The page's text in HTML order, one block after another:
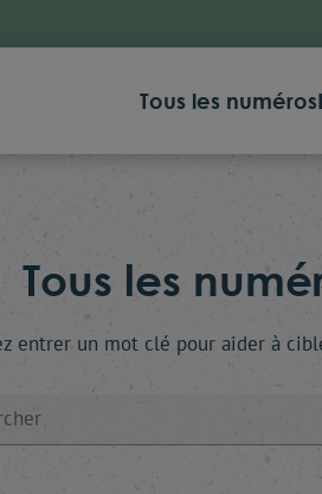
Tous les numéros
Tous les
entrer un mot clé pour aider à